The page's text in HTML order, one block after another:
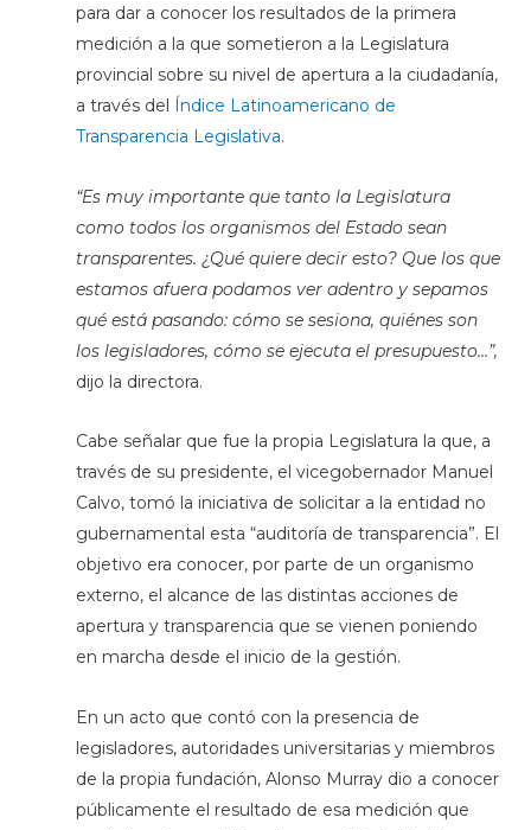
para dar a conocer los resultados de la primera
medición a la que sometieron a la Legislatura
provincial sobre su nivel de apertura a la ciudadanía,
a través del Índice Latinoamericano de
Transparencia Legislativa.
“Es muy importante que tanto la Legislatura
como todos los organismos del Estado sean
transparentes. ¿Qué quiere decir esto? Que los que
estamos afuera podamos ver adentro y sepamos
qué está pasando: cómo se sesiona, quiénes son
los legisladores, cómo se ejecuta el presupuesto…”,
dijo la directora.
Cabe señalar que fue la propia Legislatura la que, a
través de su presidente, el vicegobernador Manuel
Calvo, tomó la iniciativa de solicitar a la entidad no
gubernamental esta “auditoría de transparencia”. El
objetivo era conocer, por parte de un organismo
externo, el alcance de las distintas acciones de
apertura y transparencia que se vienen poniendo
en marcha desde el inicio de la gestión.
En un acto que contó con la presencia de
legisladores, autoridades universitarias y miembros
de la propia fundación, Alonso Murray dio a conocer
públicamente el resultado de esa medición que